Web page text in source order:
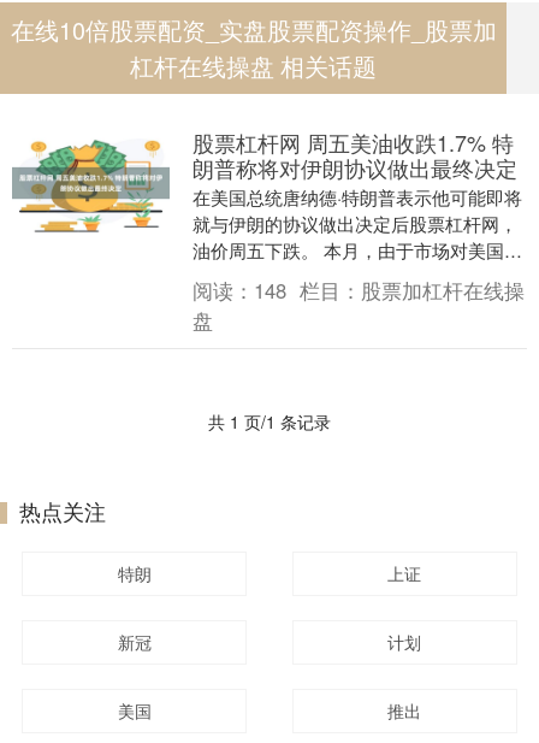
在线10倍股票配资_实盘股票配资操作_股票加
杠杆在线操盘 相关话题
股票杠杆网 周五美油收跌1.7% 特
朗普称将对伊朗协议做出最终决定
在美国总统唐纳德·特朗普表示他可能即将
就与伊朗的协议做出决定后股票杠杆网，
油价周五下跌。 本月，由于市场对美国与
伊朗可能达成某种协议抱有希望，美国原
油价格已暴跌....
阅读： 148 栏目： 股票加杠杆在线操
盘
共 1 页/1 条记录
热点关注
特朗 上证
新冠 计划
美国 推出